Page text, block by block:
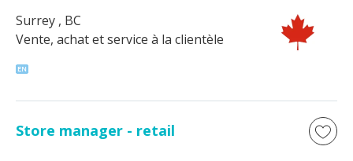
Surrey , BC
Vente, achat et service à la clientèle
Store manager - retail